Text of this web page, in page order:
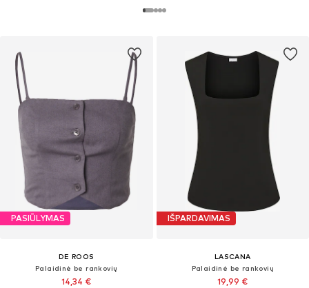
PASIŪLYMAS
DE ROOS
Palaidinė be rankovių
14,34 €
IŠPARDAVIMAS
LASCANA
Palaidinė be rankovių
19,99 €